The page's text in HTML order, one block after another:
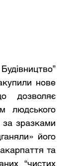
нове
дозволяє
людського
за зразками
його
та
“чистих